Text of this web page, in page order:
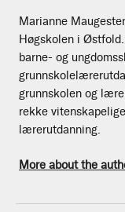
Marianne
Høgskolen i
barne- og
grunnskolen og
rekke
lærerutdanning.
More about the